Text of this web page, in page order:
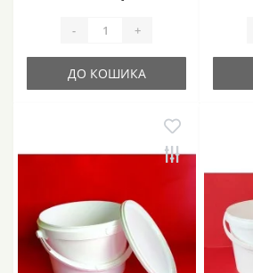
- +
ДО КОШИКА